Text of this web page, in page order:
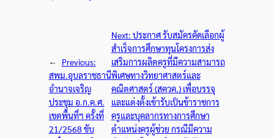
←
Previous:
สพม.อุบลราชธานี
อำนาจเจริญ
ประชุม อ.ก.ค.ศ.
เขตพื้นที่ฯ ครั้งที่
21/2568 ขับ
Next: ประกาศ รับสมัครคัดเลือกผู้
สำเร็จการศึกษาทุนโครงการส่ง
เสริมการผลิตครูที่มีความสามารถ
พิเศษทางวิทยาศาสตร์และ
คณิตศาสตร์ (สควค.) เพื่อบรรจุ
และแต่งตั้งเข้ารับเป็นข้าราชการ
ครูและบุคลากรทางการศึกษา
ตำแหน่งครูผู้ช่วย กรณีมีความ